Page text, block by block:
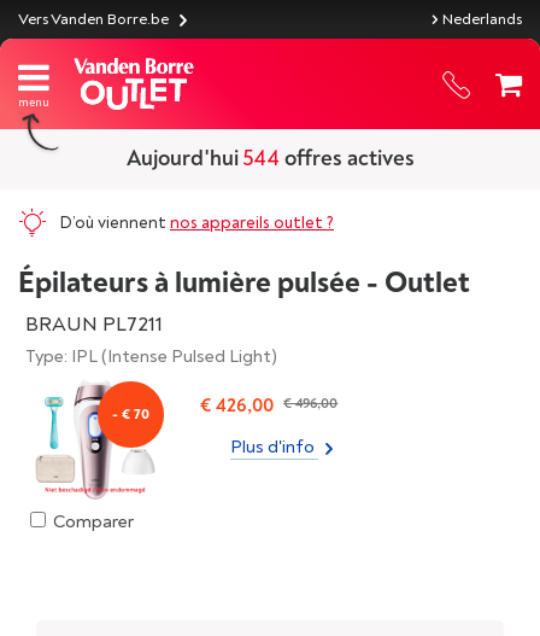
Vers Vanden Borre.be Nederlands
Aujourd'hui544 offres actives
D’où viennent nos appareils outlet ?
Épilateurs à lumière pulsée - Outlet
BRAUN PL7211
Type: IPL (Intense Pulsed Light)
- € 70 € 426,00 € 496,00
Plus d'info
Comparer